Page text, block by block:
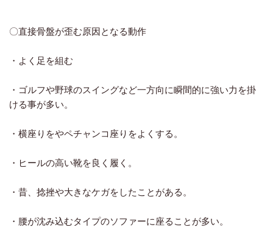
〇直接骨盤が歪む原因となる動作
・よく足を組む
・ゴルフや野球のスイングなど一方向に瞬間的に強い力を掛
ける事が多い。
・横座りをやペチャンコ座りをよくする。
・ヒールの高い靴を良く履く。
・昔、捻挫や大きなケガをしたことがある。
・腰が沈み込むタイプのソファーに座ることが多い。